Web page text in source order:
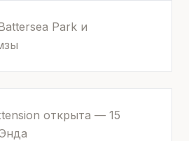
Park и
открыта — 15